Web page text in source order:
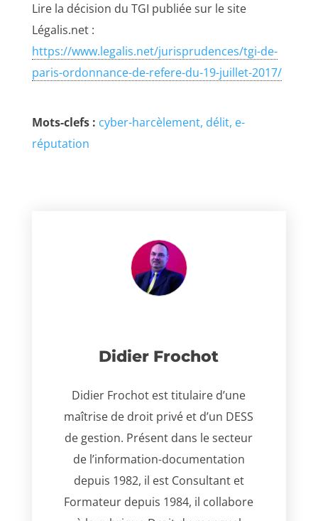
Lire la décision du TGI publiée sur le site
Légalis.net :
https://www.legalis.net/jurisprudences/tgi-de-
paris-ordonnance-de-refere-du-19-juillet-2017/
Mots-clefs : cyber-harcèlement délit e-
réputation
Didier Frochot
Didier Frochot est titulaire d’une
maîtrise de droit privé et d’un DESS
de gestion. Présent dans le secteur
de l’information-documentation
depuis 1982, il est Consultant et
Formateur depuis 1984, il collabore